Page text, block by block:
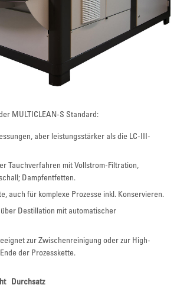
MULTICLEAN-S Standard:
aber leistungsstärker als die LC-III-
Tauchverfahren mit Vollstrom-Filtration,
Dampfentfetten.
auch für komplexe Prozesse inkl. Konservieren.
Destillation mit automatischer
zur Zwischenreinigung oder zur High-
der Prozesskette.
Durchsatz